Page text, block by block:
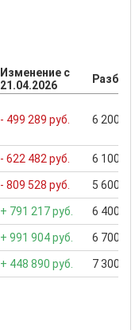
Изменение с
21.04.2026
- 499 289 руб. 6 200
- 622 482 руб. 6 100
- 809 528 руб. 5 600
+ 791 217 руб. 6 400
+ 991 904 руб. 6 700
+ 448 890 руб. 7 300